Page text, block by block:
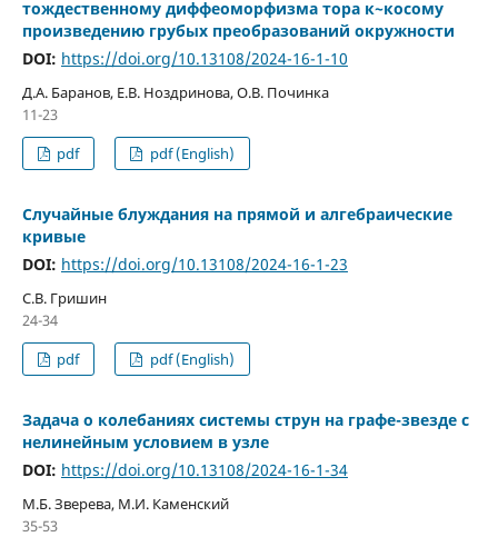
тождественному диффеоморфизма тора к~косому
произведению грубых преобразований окружности
DOI: https://doi.org/10.13108/2024-16-1-10
Д.А. Баранов, Е.В. Ноздринова, О.В. Починка
11-23
pdf
pdf (English)
Случайные блуждания на прямой и алгебраические
кривые
DOI: https://doi.org/10.13108/2024-16-1-23
С.В. Гришин
24-34
pdf
pdf (English)
Задача о колебаниях системы струн на графе-звезде с
нелинейным условием в узле
DOI: https://doi.org/10.13108/2024-16-1-34
М.Б. Зверева, М.И. Каменский
35-53